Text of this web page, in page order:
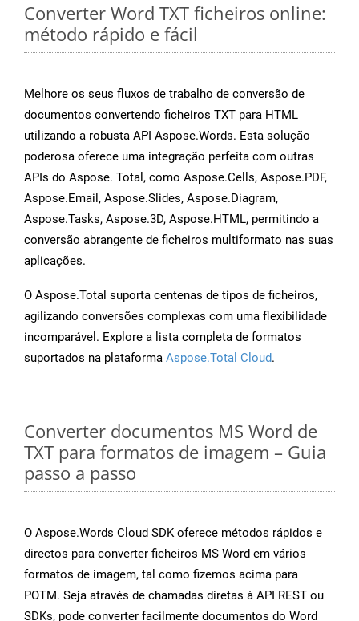
Converter Word TXT ficheiros online:
método rápido e fácil
Melhore os seus fluxos de trabalho de conversão de
documentos convertendo ficheiros TXT para HTML
utilizando a robusta API Aspose.Words. Esta solução
poderosa oferece uma integração perfeita com outras
APIs do Aspose. Total, como Aspose.Cells, Aspose.PDF,
Aspose.Email, Aspose.Slides, Aspose.Diagram,
Aspose.Tasks, Aspose.3D, Aspose.HTML, permitindo a
conversão abrangente de ficheiros multiformato nas suas
aplicações.
O Aspose.Total suporta centenas de tipos de ficheiros,
agilizando conversões complexas com uma flexibilidade
incomparável. Explore a lista completa de formatos
suportados na plataforma Aspose.Total Cloud.
Converter documentos MS Word de
TXT para formatos de imagem – Guia
passo a passo
O Aspose.Words Cloud SDK oferece métodos rápidos e
directos para converter ficheiros MS Word em vários
formatos de imagem, tal como fizemos acima para
POTM. Seja através de chamadas diretas à API REST ou
SDKs, pode converter facilmente documentos do Word